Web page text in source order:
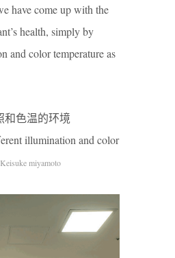
have come up with the
health, simply by
and color temperature as
色温的环境
illumination and color
miyamoto